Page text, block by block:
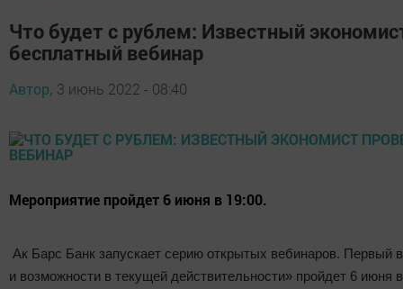
Что будет с рублем: Известный
бесплатный вебинар
Автор, 3 июнь 2022 - 08:40
Мероприятие пройдет 6 июня в 19:00.
Ак Барс Банк запускает серию открытых вебинаров. Первый
и возможности в текущей действительности» пройдет 6 июня